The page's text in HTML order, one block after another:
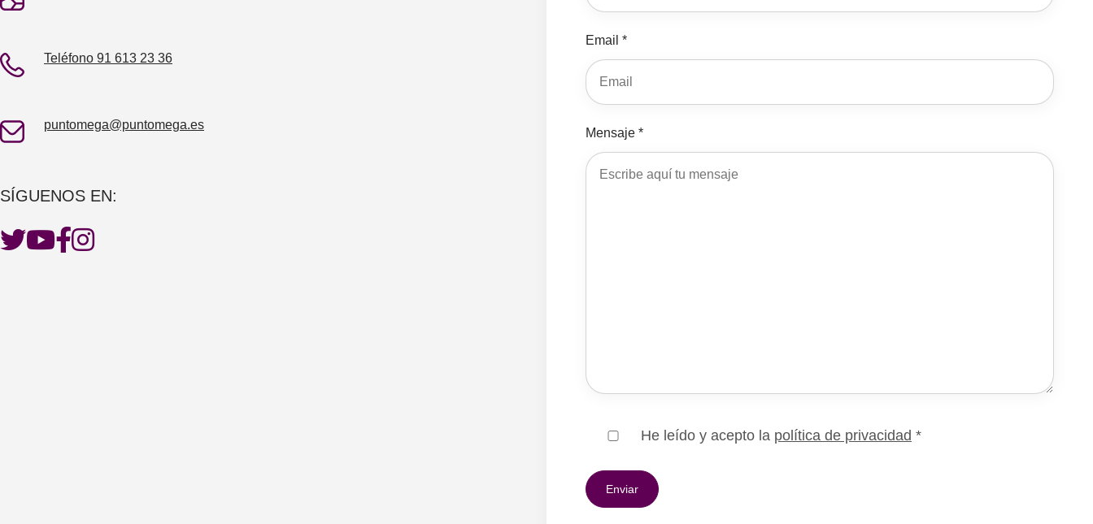
Teléfono 91 613 23 36
puntomega@puntomega.es
SÍGUENOS EN:
Email *
Mensaje *
He leído y acepto la política de privacidad *